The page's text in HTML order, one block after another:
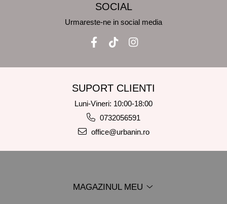
SOCIAL
Urmareste-ne in social media
SUPORT CLIENTI
Luni-Vineri: 10:00-18:00
0732056591
office@urbanin.ro
MAGAZINUL MEU